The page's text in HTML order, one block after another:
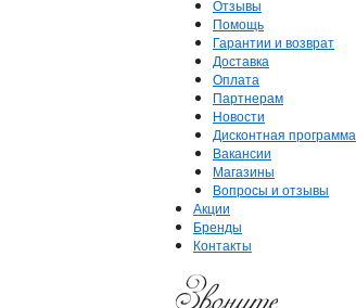
Отзывы
Помощь
Гарантии и возврат
Доставка
Оплата
Партнерам
Новости
Дисконтная программа
Вакансии
Магазины
Вопросы и отзывы
Акции
Бренды
Контакты